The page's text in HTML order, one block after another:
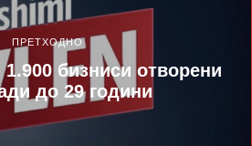
ПРЕТХОДНО
бизниси отворени
до 29 години